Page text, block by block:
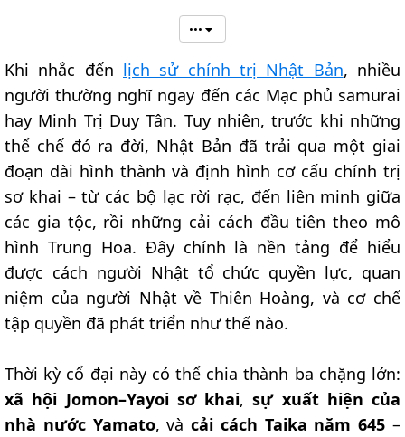
•••
Khi nhắc đến lịch sử chính trị Nhật Bản, nhiều
người thường nghĩ ngay đến các Mạc phủ samurai
hay Minh Trị Duy Tân. Tuy nhiên, trước khi những
thể chế đó ra đời, Nhật Bản đã trải qua một giai
đoạn dài hình thành và định hình cơ cấu chính trị
sơ khai – từ các bộ lạc rời rạc, đến liên minh giữa
các gia tộc, rồi những cải cách đầu tiên theo mô
hình Trung Hoa. Đây chính là nền tảng để hiểu
được cách người Nhật tổ chức quyền lực, quan
niệm của người Nhật về Thiên Hoàng, và cơ chế
tập quyền đã phát triển như thế nào.
Thời kỳ cổ đại này có thể chia thành ba chặng lớn:
xã hội Jomon–Yayoi sơ khai,sự xuất hiện của
nhà nước Yamato, vàcải cách Taika năm 645 –